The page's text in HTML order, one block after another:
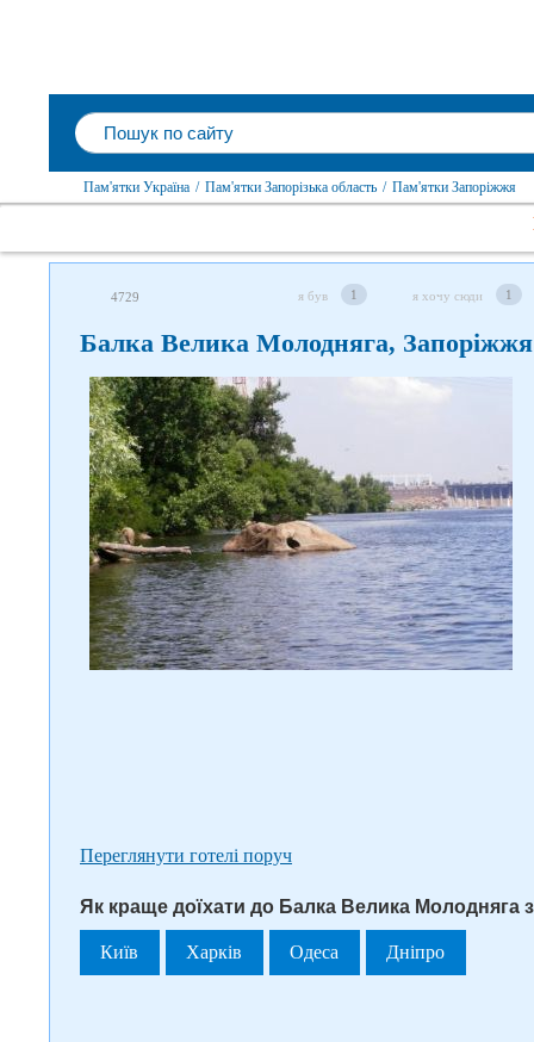
Пам'ятки Україна / Пам'ятки Запорізька область / Пам'ятки Запоріжжя
4729 я був 1 я хочу сюди 1
Балка Велика Молодняга, Запоріжжя
Переглянути готелі поруч
Як краще доїхати до Балка Велика Молодняга
Київ Харків Одеса Дніпро
Слідкуйте за нами в соцмережах